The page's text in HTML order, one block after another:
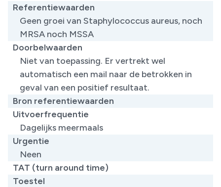
Referentiewaarden
Geen groei van Staphylococcus aureus, noch
MRSA noch MSSA​
Doorbelwaarden
Niet van toepassing. Er vertrekt wel
automatisch een mail naar de betrokken in
geval van een positief resultaat.
Bron referentiewaarden
Uitvoerfrequentie
Dagelijks meermaals
Urgentie
Neen
TAT (turn around time)
Toestel